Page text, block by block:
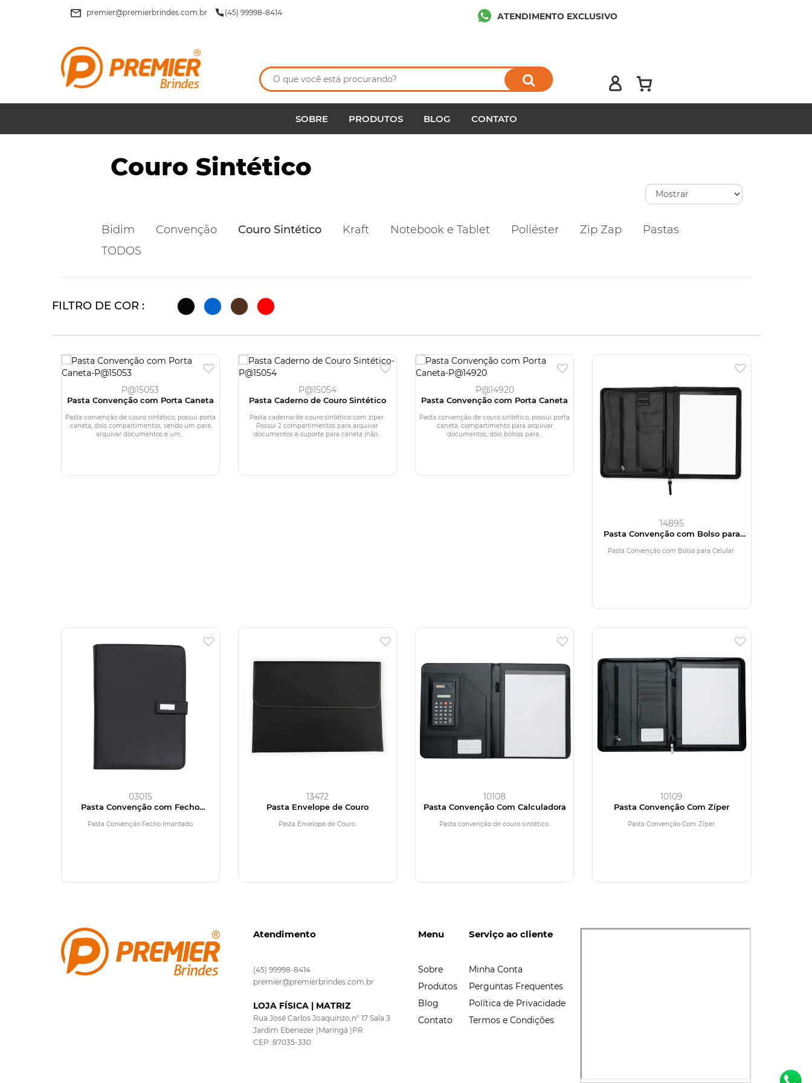
premier@premierbrindes.com.br (45) 99998-8414 ATENDIMENTO EXCLUSIVO
SOBRE PRODUTOS BLOG CONTATO
Couro Sintético
Bidim Convenção Couro Sintético Kraft Notebook e Tablet Poliéster Zip Zap
Pastas
TODOS
FILTRO DE COR :
P@15053
Pasta Convenção com Porta Caneta
Pasta convenção de couro sintético, possui porta
caneta, dois compartimentos, sendo um para
arquivar documentos e um...
P@15054
Pasta Caderno de Couro Sintético
Pasta caderno de couro sintético com zíper.
Possui 2 compartimentos para arquivar
documentos e suporte para caneta (não...
P@14920
Pasta Convenção com Porta Caneta
Pasta convenção de couro sintético, possui porta
caneta, compartimento para arquivar
documentos, dois bolsos para...
14895
Pasta Convenção com Bolso para
Celular
Pasta Convenção com Bolso para Celular.
03015
Pasta Convenção com Fecho
Imantado
Pasta Convenção Fecho Imantado
13472
Pasta Envelope de Couro
Pasta Envelope de Couro.
10108
Pasta Convenção Com Calculadora
Pasta convenção de couro sintético.
10109
Pasta Convenção Com Zíper
Pasta Convenção Com Zíper.
Atendimento
(45) 99998-8414
premier@premierbrindes.com.br
LOJA FÍSICA | MATRIZ
Rua José Carlos Joaquinzo,n° 17 Sala 3
Jardim Ebenezer |Maringá |PR
CEP: 87035-330
Menu
Sobre
Produtos
Blog
Contato
Serviço ao cliente
Minha Conta
Perguntas Frequentes
Política de Privacidade
Termos e Condições